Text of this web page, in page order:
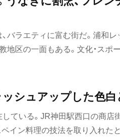
バラエティに富む街だ。浦和
区の一面もある。文化・スポ
充実。実はうなぎが有名で「
の店のドアを開いてみようか。
ッシュアップした色
ている。JR神田駅西口の商店街
イン料理の技法を取り入れた